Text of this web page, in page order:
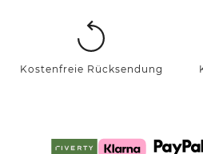
Kostenfreie Rücksendung